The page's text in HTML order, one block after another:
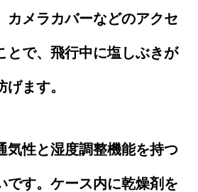
カメラカバーなどのアクセ
とで、飛行中に塩しぶきが
ます。
気性と湿度調整機能を持つ
です。ケース内に乾燥剤を